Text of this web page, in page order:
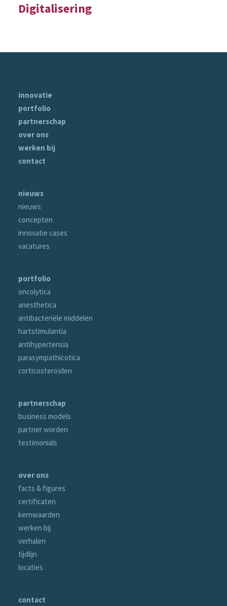
Digitalisering
innovatie
portfolio
partnerschap
over ons
werken bij
contact
nieuws
nieuws
concepten
innovatie cases
vacatures
portfolio
oncolytica
anesthetica
antibacteriële middelen
hartstimulantia
antihypertensia
parasympathicotica
corticosteroïden
partnerschap
business models
partner worden
testimonials
over ons
facts & figures
certificaten
kernwaarden
werken bij
verhalen
tijdlijn
locaties
contact